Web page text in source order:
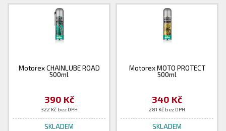
Motorex CHAINLUBE ROAD
500ml
390 Kč
322 Kč bez DPH
SKLADEM
Motorex MOTO PROTECT
500ml
340 Kč
281 Kč bez DPH
SKLADEM